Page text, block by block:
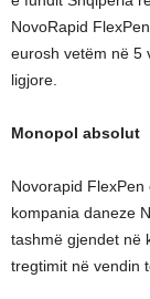
NovoRapid
eurosh vetëm në 5
ligjore.
Monopol absolut
Novorapid
kompania daneze
tashmë gjendet në
tregtimit në vendin